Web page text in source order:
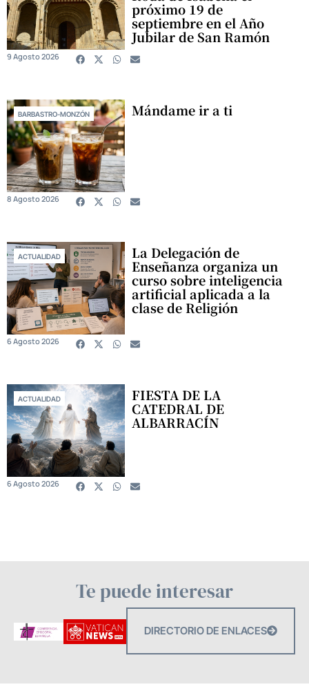
próximo 19 de
septiembre en el Año
Jubilar de San Ramón
9 Agosto 2026
BARBASTRO-MONZÓN Mándame ir a ti
8 Agosto 2026
ACTUALIDAD La Delegación de
Enseñanza organiza un
curso sobre inteligencia
artificial aplicada a la
clase de Religión
6 Agosto 2026
ACTUALIDAD FIESTA DE LA
CATEDRAL DE
ALBARRACÍN
6 Agosto 2026
Te puede interesar
DIRECTORIO DE ENLACES